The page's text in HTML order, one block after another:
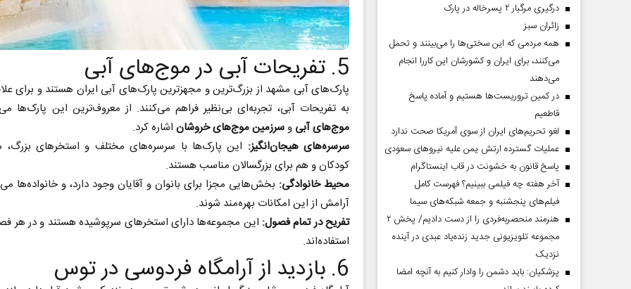
5. تفریحات آبی در موج‌های آبی
پارک‌های آبی مشهد از بزرگ‌ترین و مجهزترین پارک‌های آبی ایران هستند و برای
به تفریحات آبی، تجربه‌ای بی‌نظیر فراهم می‌کنند. از معروف‌ترین این پارک‌ها
موج‌های آبی و سرزمین موج‌های خروشان اشاره کرد.
سرسره‌های هیجان‌انگیز: این پارک‌ها با سرسره‌های مختلف و استخرهای بزرگ،
کودکان و هم برای بزرگسالان مناسب هستند.
محیط خانوادگی: بخش‌هایی مجزا برای بانوان و آقایان وجود دارد، و خانواده‌ها
آرامش از این امکانات بهره‌مند شوند.
تفریح در تمام فصول: این مجموعه‌ها دارای استخرهای سرپوشیده هستند و در هر
استفاده‌اند.
6. بازدید از آرامگاه فردوسی در توس
درگیری مرگبار ۲ پسرخاله در پارک
‌زائران سبز
همه مردمی که این سختی‌ها را می‌بینند و تحمل
می‌کنند، برای ایران و کشورشان این کاررا انجام
می‌دهند
در کمین تروریست‌ها هستیم و آماده پاسخ
قاطعیم
لغو تحریم‌های ایران از سوی آمریکا صحت ندارد
عملیات گسترده ارتش یمن علیه نیروهای سعودی
پاسخ قانون به خشونت در قاب اینستاگرام
آخر هفته چه فیلمی ببینیم؟ فهرست کامل
فیلم‌های پنجشنبه و جمعه شبکه‌های سیما
هنرمند منحصر‌به‌فردی را از دست دادیم/ پخش ۲
مجموعه تلویزیونی جدید زنده‌یاد عبدی در آینده
نزدیک
پزشکیان: باید دشمن را وادار کنیم به آنچه امضا